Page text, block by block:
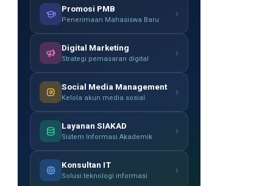
Promosi PMB
Penerimaan Mahasiswa Baru ›
Digital Marketing
Strategi pemasaran digital ›
Social Media Management
Kelola akun media sosial ›
Layanan SIAKAD
Sistem Informasi Akademik ›
Konsultan IT
Solusi teknologi informasi ›